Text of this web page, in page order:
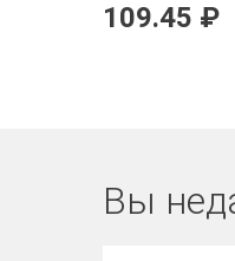
109.45 ₽
Вы